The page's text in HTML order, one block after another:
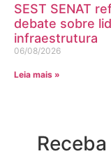
SEST SENAT
debate sobre
infraestrutura
06/08/2026
Leia mais »